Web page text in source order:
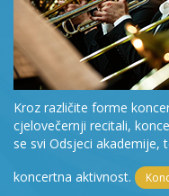
Kroz različite forme
cjelovečernji recitali,
se svi Odsjeci akademije,
koncertna aktivnost.